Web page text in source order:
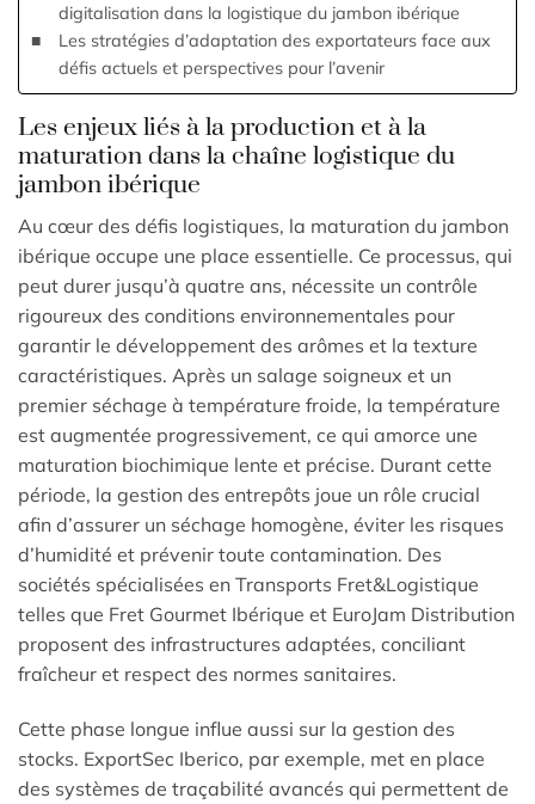
digitalisation dans la logistique du jambon ibérique
Les stratégies d’adaptation des exportateurs face aux
défis actuels et perspectives pour l’avenir
Les enjeux liés à la production et à la
maturation dans la chaîne logistique du
jambon ibérique
Au cœur des défis logistiques, la maturation du jambon
ibérique occupe une place essentielle. Ce processus, qui
peut durer jusqu’à quatre ans, nécessite un contrôle
rigoureux des conditions environnementales pour
garantir le développement des arômes et la texture
caractéristiques. Après un salage soigneux et un
premier séchage à température froide, la température
est augmentée progressivement, ce qui amorce une
maturation biochimique lente et précise. Durant cette
période, la gestion des entrepôts joue un rôle crucial
afin d’assurer un séchage homogène, éviter les risques
d’humidité et prévenir toute contamination. Des
sociétés spécialisées en Transports Fret&Logistique
telles que Fret Gourmet Ibérique et EuroJam Distribution
proposent des infrastructures adaptées, conciliant
fraîcheur et respect des normes sanitaires.
Cette phase longue influe aussi sur la gestion des
stocks. ExportSec Iberico, par exemple, met en place
des systèmes de traçabilité avancés qui permettent de